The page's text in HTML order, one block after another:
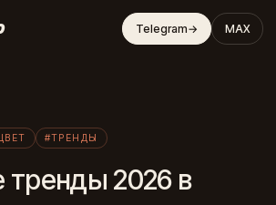
Telegram→ MAX
#ТРЕНДЫ
тренды 2026 в